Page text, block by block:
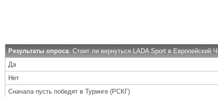
Результаты опроса: Стоит ли вернуться LADA Sport в Европейский
Да
Нет
Сначала пусть победят в Туринге (РСКГ)